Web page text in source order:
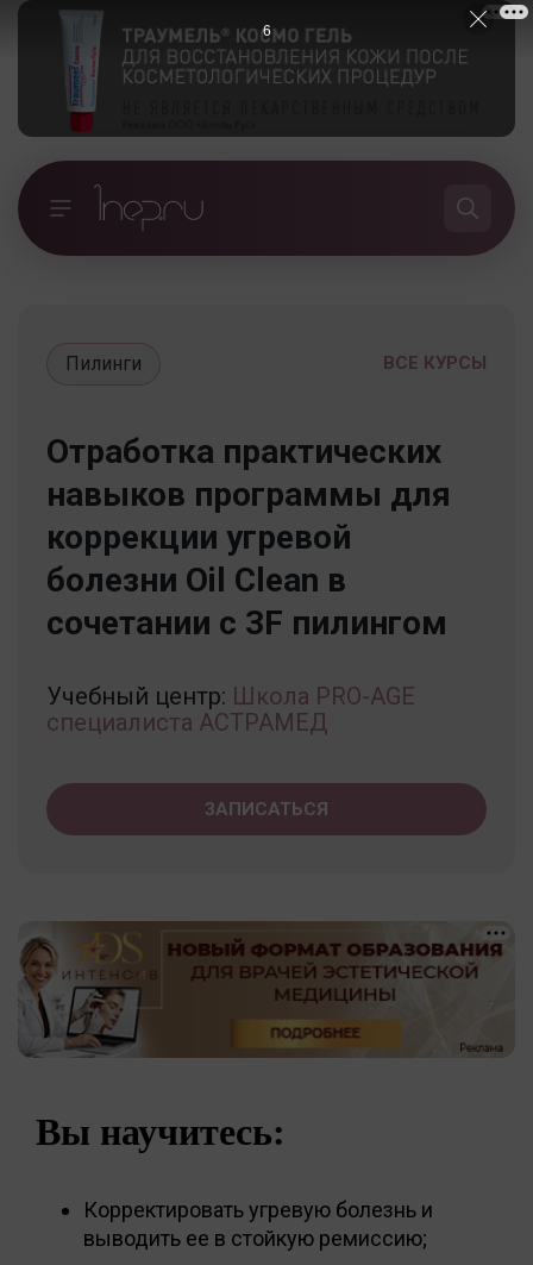
ВСЕ КУРСЫ
Пилинги
Отработка практических
навыков программы для
коррекции угревой
болезни Oil Clean в
сочетании с 3F пилингом
Учебный центр: Школа PRO-AGE
специалиста АСТРАМЕД
ЗАПИСАТЬСЯ
Вы научитесь:
Корректировать угревую болезнь и
выводить ее в стойкую ремиссию;
5